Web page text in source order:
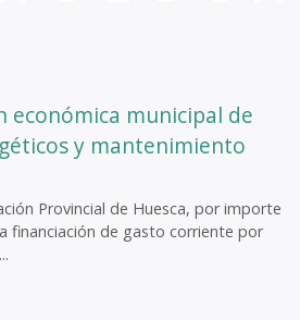
económica municipal de
y mantenimiento
Provincial de Huesca, por importe
financiación de gasto corriente por